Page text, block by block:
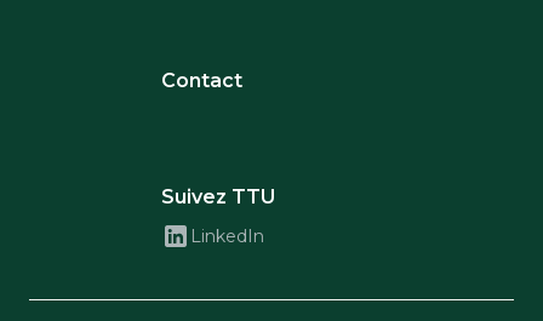
Contact
Suivez TTU
LinkedIn